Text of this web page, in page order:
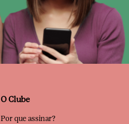
O Clube
Por que assinar?